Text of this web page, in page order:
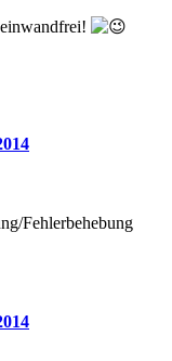
Fehlerbehebung